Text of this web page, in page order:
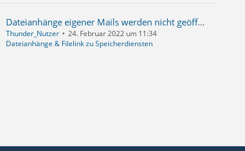
Dateianhänge eigener Mails werden nicht geöffnet
Thunder_Nutzer
24. Februar 2022 um 11:34
Dateianhänge & Filelink zu Speicherdiensten